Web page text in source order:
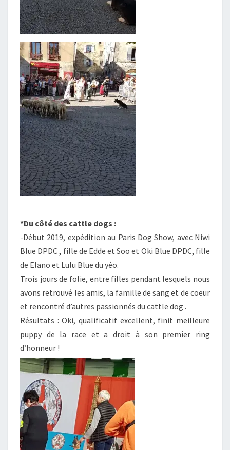
*Du côté des cattle dogs :
-Début 2019, expédition au Paris Dog Show, avec Niwi
Blue DPDC , fille de Edde et Soo et Oki Blue DPDC, fille
de Elano et Lulu Blue du yéo.
Trois jours de folie, entre filles pendant lesquels nous
avons retrouvé les amis, la famille de sang et de coeur
et rencontré d’autres passionnés du cattle dog .
Résultats : Oki, qualificatif excellent, finit meilleure
puppy de la race et a droit à son premier ring
d’honneur !